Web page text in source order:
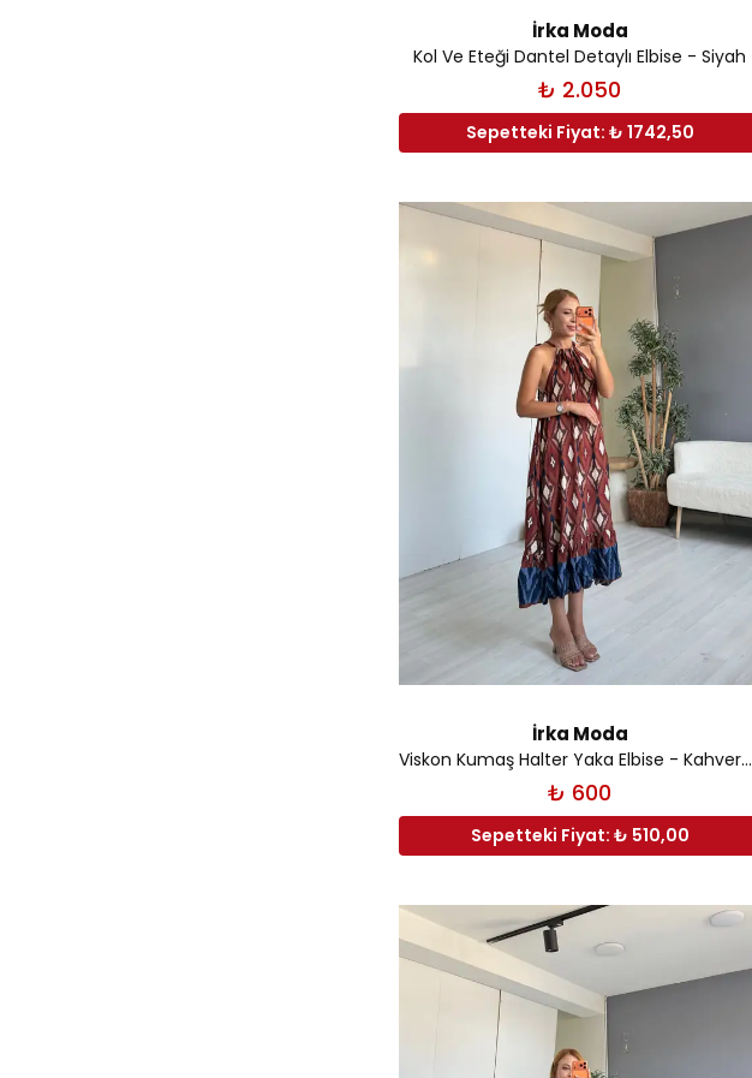
İrka Moda
Kol Ve Eteği Dantel Detaylı Elbise - Siyah
₺ 2.050
Sepetteki Fiyat: ₺ 1742,50
İrka Moda
Viskon Kumaş Halter Yaka Elbise - Kahverengi
₺ 600
Sepetteki Fiyat: ₺ 510,00